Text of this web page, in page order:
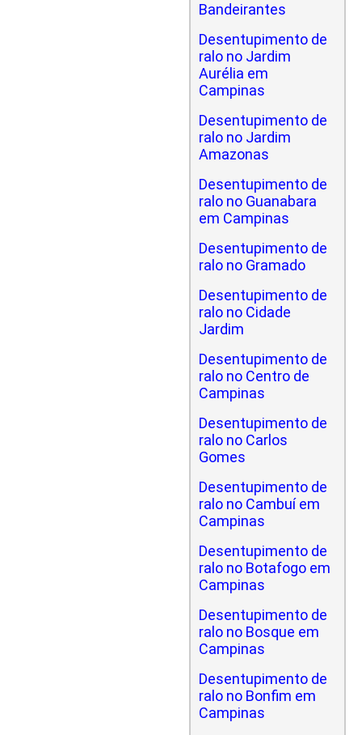
Bandeirantes
Desentupimento de
ralo no Jardim
Aurélia em
Campinas
Desentupimento de
ralo no Jardim
Amazonas
Desentupimento de
ralo no Guanabara
em Campinas
Desentupimento de
ralo no Gramado
Desentupimento de
ralo no Cidade
Jardim
Desentupimento de
ralo no Centro de
Campinas
Desentupimento de
ralo no Carlos
Gomes
Desentupimento de
ralo no Cambuí em
Campinas
Desentupimento de
ralo no Botafogo em
Campinas
Desentupimento de
ralo no Bosque em
Campinas
Desentupimento de
ralo no Bonfim em
Campinas